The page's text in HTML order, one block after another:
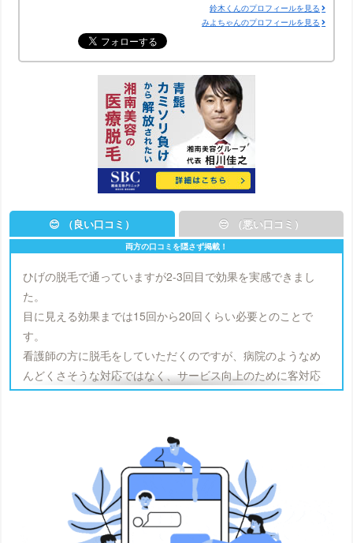
鈴木くんのプロフィールを見る
みよちゃんのプロフィールを見る
😊 （良い口コミ）
ひげの脱毛で通っていますが2-3回目で効果を実感できまし
た。
目に見える効果までは15回から20回くらい必要とのことで
す。
看護師の方に脱毛をしていただくのですが、病院のようなめ
んどくさそうな対応ではなく、サービス向上のために客対応
も学んでいるんだな、と分かるような対応でした。
が、全体的には良かったと思います。
湘南美容クリニック（メンズ）の口コミ
をもっと見る
😔 （悪い口コミ）